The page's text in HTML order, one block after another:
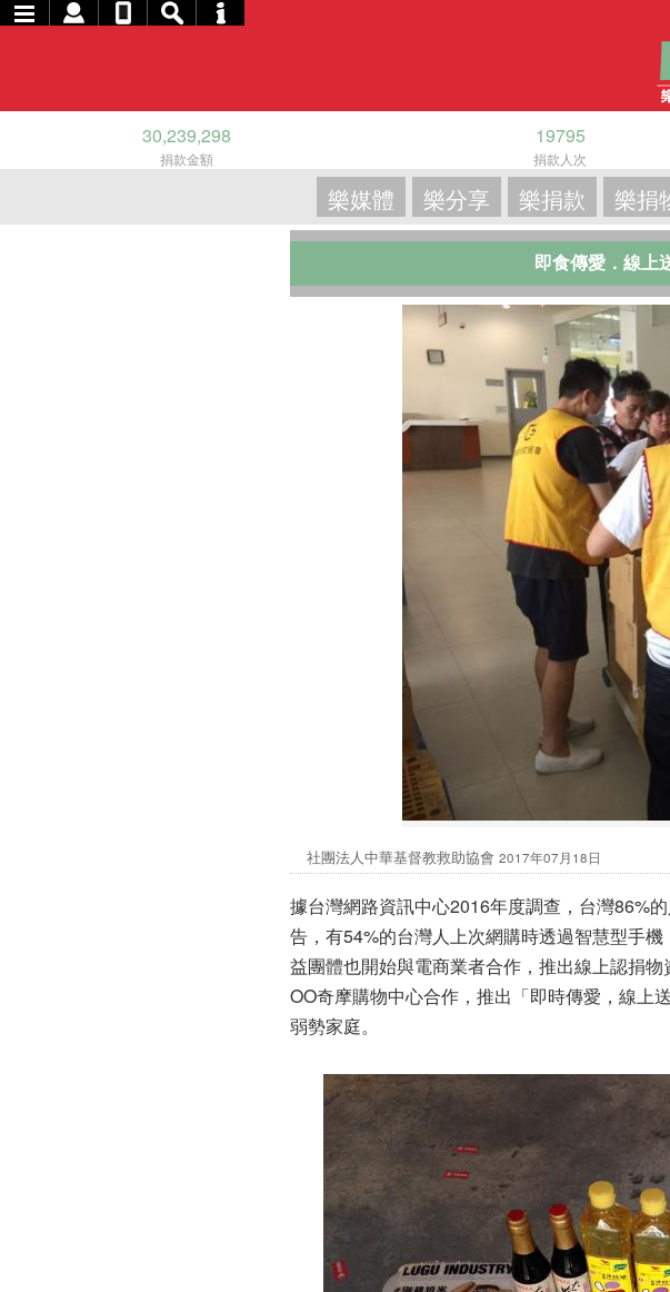
30,239,298
捐款金額
19795
捐款人次
樂媒體 樂分享 樂捐款 樂捐
即食傳愛．線上
社團法人中華基督教救助協會 2017年07月18日
據台灣網路資訊中心2016年度調查，台灣86%
告，有54%的台灣人上次網購時透過智慧型手
益團體也開始與電商業者合作，推出線上認捐
OO奇摩購物中心合作，推出「即時傳愛，線上
弱勢家庭。